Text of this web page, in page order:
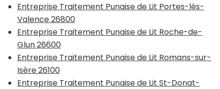
Entreprise Traitement Punaise de Lit Portes-lès-
Valence 26800
Entreprise Traitement Punaise de Lit Roche-de-
Glun 26600
Entreprise Traitement Punaise de Lit Romans-sur-
Isère 26100
Entreprise Traitement Punaise de Lit St-Donat-